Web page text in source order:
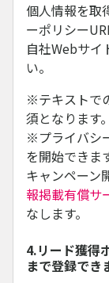
個人情報を取
ーポリシー
自社Webサイ
い。
※テキストで
須となります。
※プライバシ
を開始できま
キャンペーン
報掲載有償サ
なします。
4.リード獲得
まで登録でき